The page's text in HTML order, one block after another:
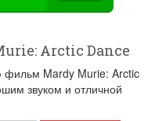
Arctic Dance
Mardy Murie: Arctic
звуком и отличной